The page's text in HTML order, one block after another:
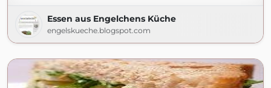
Essen aus Engelchens Küche
engelskueche.blogspot.com